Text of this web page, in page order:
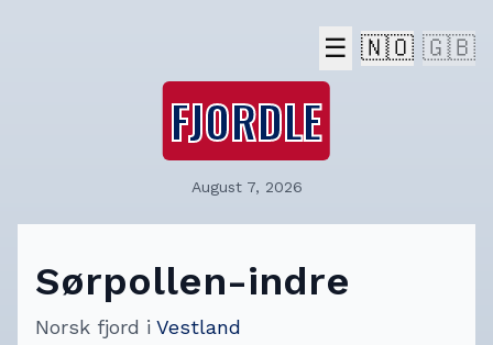
☰ 🇳🇴 🇬🇧
FJORDLE
August 7, 2026
Sørpollen-indre
Norsk fjord i Vestland